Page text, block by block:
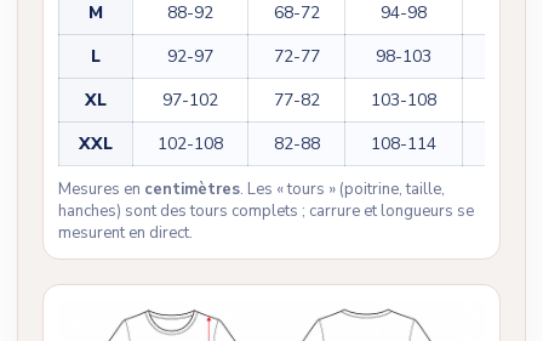
M
88-92 68-72 94-98
L
92-97 72-77 98-103
XL
97-102 77-82 103-108
XXL
102-108 82-88 108-114
Mesures en centimètres. Les « tours » (poitrine, taille,
hanches) sont des tours complets ; carrure et longueurs se
mesurent en direct.